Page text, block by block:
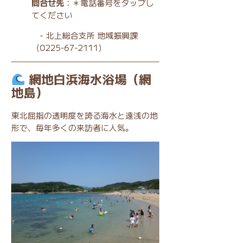
てください
-北上総合支所 地域振興課
（0225-67-2111）
網地白浜海水浴場（網
地島）
東北屈指の透明度を誇る海水と遠浅の地
形で、毎年多くの来訪者に人気。